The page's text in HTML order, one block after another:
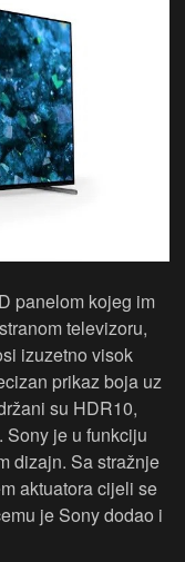
panelom kojeg im
televizoru,
izuzetno visok
prikaz boja uz
su HDR10,
Sony je u funkciju
dizajn. Sa stražnje
aktuatora cijeli se
je Sony dodao i